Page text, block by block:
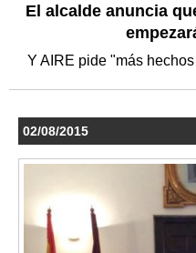
El alcalde anuncia
Y AIRE pide "más
02/08/2015